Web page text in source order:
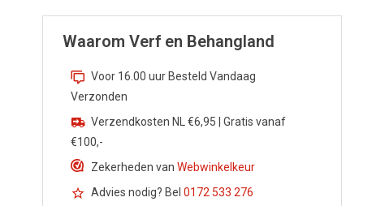
Waarom Verf en Behangland
Voor 16.00 uur Besteld Vandaag
Verzonden
Verzendkosten NL €6,95 | Gratis vanaf
€100,-
Zekerheden van Webwinkelkeur
Advies nodig? Bel 0172 533 276